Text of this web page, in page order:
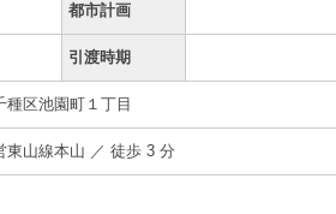
都市計画
引渡時期
種区池園町１丁目
東山線本山 ／ 徒歩 3 分